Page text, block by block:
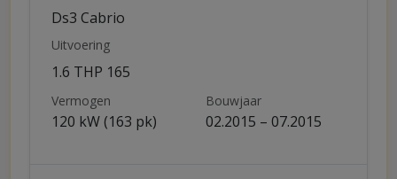
Ds3 Cabrio
Uitvoering
1.6 THP 165
Vermogen
120 kW (163 pk)
Bouwjaar
02.2015 – 07.2015